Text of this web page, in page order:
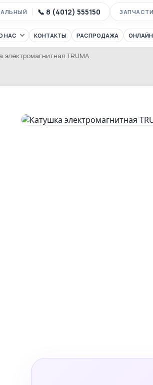
📞 8 (4012) 555150 ЗАПЧАСТИ
НАС КОНТАКТЫ РАСПРОДАЖА
электромагнитная TRUMA